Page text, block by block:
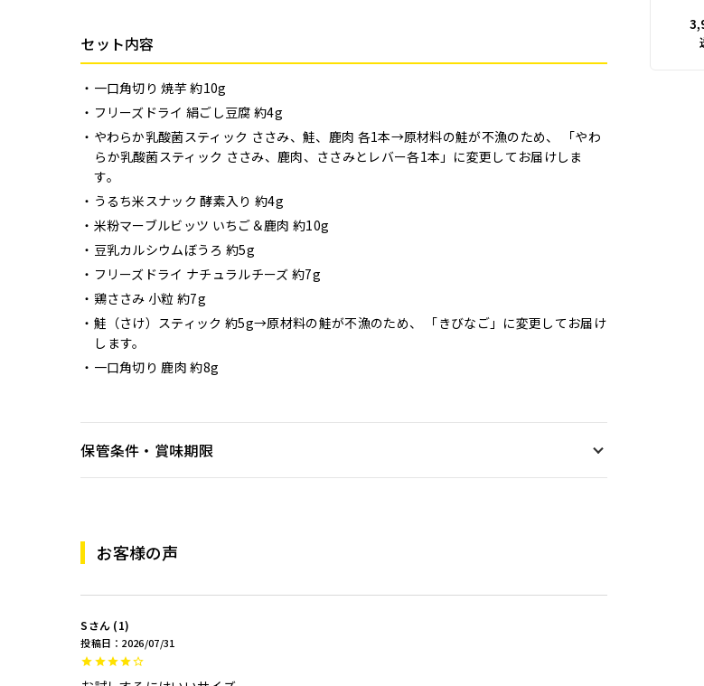
セット内容
一口角切り 焼芋 約10g
フリーズドライ 絹ごし豆腐 約4g
やわらか乳酸菌スティック ささみ、鮭、鹿肉 各1本→原材料の鮭が不漁のため、 「やわ
らか乳酸菌スティック ささみ、鹿肉、ささみとレバー各1本」に変更してお届けしま
す。
うるち米スナック 酵素入り 約4g
米粉マーブルビッツ いちご＆鹿肉 約10g
豆乳カルシウムぼうろ 約5g
フリーズドライ ナチュラルチーズ 約7g
鶏ささみ 小粒 約7g
鮭（さけ）スティック 約5g→原材料の鮭が不漁のため、 「きびなご」に変更してお届け
します。
一口角切り 鹿肉 約8g
保管条件・賞味期限
お客様の声
S 1
投稿日 2026/07/31